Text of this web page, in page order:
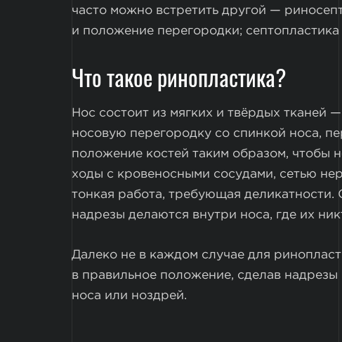
часто можно встретить другой —
и положение перегородки;
Что такое ринопластика?
Нос состоит из мягких и твёрдых тканей
носовую перегородку со спинкой носа,
положение костей таким образом, чтобы
ходы с кровеносными сосудами, сетью
тонкая работа, требующая
надрезы делаются внутри носа, где их
Далеко не в каждом случае для
в правильное положение, сделав надрезы
носа или ноздрей.